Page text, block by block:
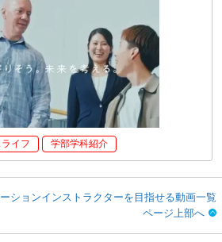
イフ 学部学科紹介
ションインストラクターを目指せる動画一覧
ページ上部へ